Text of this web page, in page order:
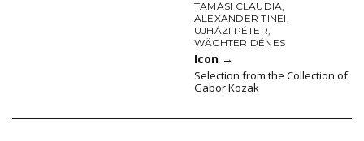
TAMÁSI CLAUDIA,
ALEXANDER TINEI,
UJHÁZI PÉTER,
WÄCHTER DÉNES
Icon →
Selection from the Collection of
Gabor Kozak